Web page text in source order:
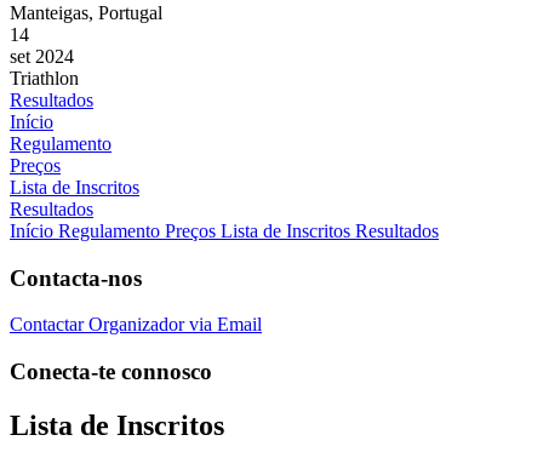
Manteigas, Portugal
14
set 2024
Triathlon
Resultados
Início
Regulamento
Preços
Lista de Inscritos
Resultados
Início Regulamento Preços Lista de Inscritos Resultados
Contacta-nos
Contactar Organizador via Email
Conecta-te connosco
Lista de Inscritos